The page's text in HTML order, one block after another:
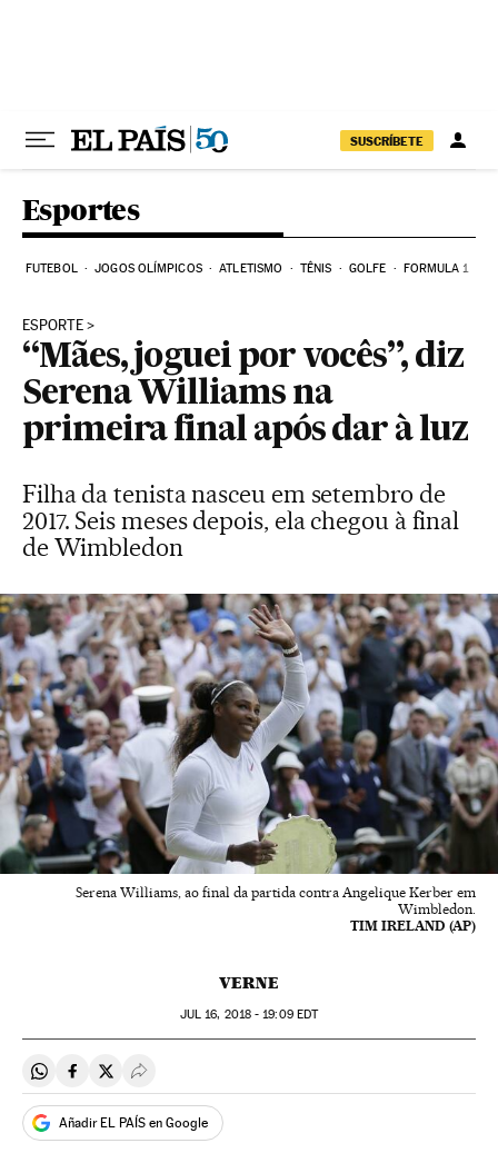
SUSCRÍBETE
Esportes
FUTEBOL JOGOS OLÍMPICOS ATLETISMO TÊNIS GOLFE FORMULA 1
ESPORTE
“Mães, joguei por vocês”, diz
Serena Williams na
primeira final após dar à luz
Filha da tenista nasceu em setembro de
2017. Seis meses depois, ela chegou à final
de Wimbledon
Serena Williams, ao final da partida contra Angelique Kerber em
Wimbledon.
TIM IRELAND (AP)
VERNE
JUL 16, 2018 - 19:09EDT
Compartir en Whatsapp
Compartir en Facebook
Compartir en Twitter
Desplegar Redes Sociales
Añadir EL PAÍS en Google